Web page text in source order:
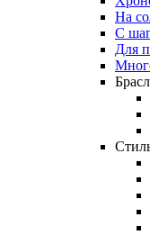
На
С
Для